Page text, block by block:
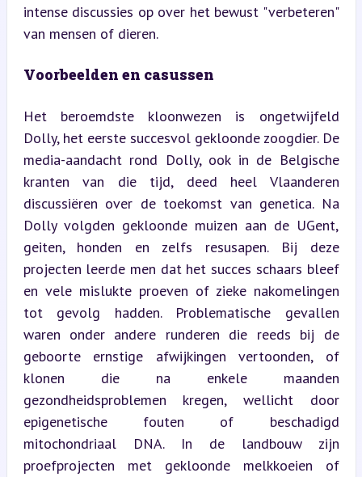
intense discussies op over het bewust "verbeteren"
van mensen of dieren.
Voorbeelden en casussen
Het beroemdste kloonwezen is ongetwijfeld
Dolly, het eerste succesvol gekloonde zoogdier. De
media-aandacht rond Dolly, ook in de Belgische
kranten van die tijd, deed heel Vlaanderen
discussiëren over de toekomst van genetica. Na
Dolly volgden gekloonde muizen aan de UGent,
geiten, honden en zelfs resusapen. Bij deze
projecten leerde men dat het succes schaars bleef
en vele mislukte proeven of zieke nakomelingen
tot gevolg hadden. Problematische gevallen
waren onder andere runderen die reeds bij de
geboorte ernstige afwijkingen vertoonden, of
klonen die na enkele maanden
gezondheidsproblemen kregen, wellicht door
epigenetische fouten of beschadigd
mitochondriaal DNA. In de landbouw zijn
proefprojecten met gekloonde melkkoeien of